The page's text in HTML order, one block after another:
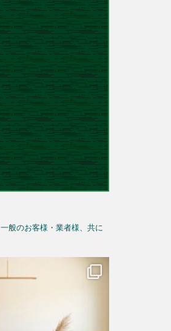
一般のお客様・業者様、共に